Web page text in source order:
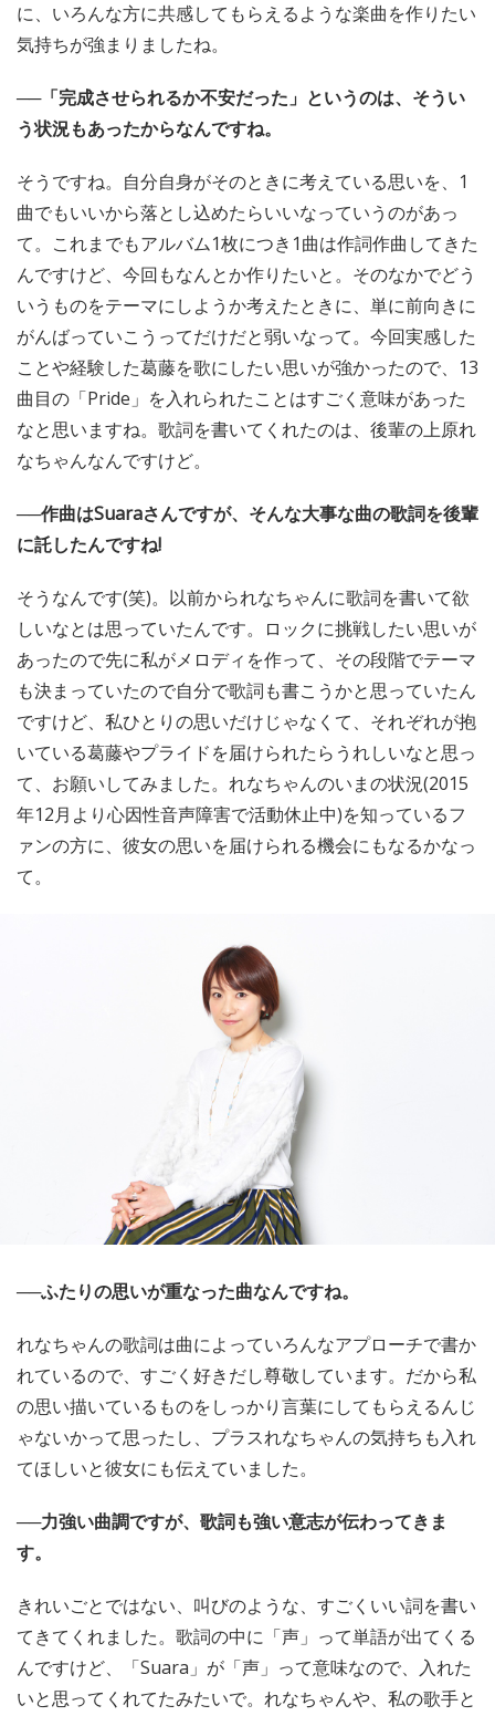
に、いろんな方に共感してもらえるような楽曲を作りたい
気持ちが強まりましたね。
──「完成させられるか不安だった」というのは、そうい
う状況もあったからなんですね。
そうですね。自分自身がそのときに考えている思いを、1
曲でもいいから落とし込めたらいいなっていうのがあっ
て。これまでもアルバム1枚につき1曲は作詞作曲してきた
んですけど、今回もなんとか作りたいと。そのなかでどう
いうものをテーマにしようか考えたときに、単に前向きに
がんばっていこうってだけだと弱いなって。今回実感した
ことや経験した葛藤を歌にしたい思いが強かったので、13
曲目の「Pride」を入れられたことはすごく意味があった
なと思いますね。歌詞を書いてくれたのは、後輩の上原れ
なちゃんなんですけど。
──作曲はSuaraさんですが、そんな大事な曲の歌詞を後輩
に託したんですね!
そうなんです(笑)。以前かられなちゃんに歌詞を書いて欲
しいなとは思っていたんです。ロックに挑戦したい思いが
あったので先に私がメロディを作って、その段階でテーマ
も決まっていたので自分で歌詞も書こうかと思っていたん
ですけど、私ひとりの思いだけじゃなくて、それぞれが抱
いている葛藤やプライドを届けられたらうれしいなと思っ
て、お願いしてみました。れなちゃんのいまの状況(2015
年12月より心因性音声障害で活動休止中)を知っているフ
ァンの方に、彼女の思いを届けられる機会にもなるかなっ
て。
──ふたりの思いが重なった曲なんですね。
れなちゃんの歌詞は曲によっていろんなアプローチで書か
れているので、すごく好きだし尊敬しています。だから私
の思い描いているものをしっかり言葉にしてもらえるんじ
ゃないかって思ったし、プラスれなちゃんの気持ちも入れ
てほしいと彼女にも伝えていました。
──力強い曲調ですが、歌詞も強い意志が伝わってきま
す。
きれいごとではない、叫びのような、すごくいい詞を書い
てきてくれました。歌詞の中に「声」って単語が出てくる
んですけど、「Suara」が「声」って意味なので、入れた
いと思ってくれてたみたいで。れなちゃんや、私の歌手と